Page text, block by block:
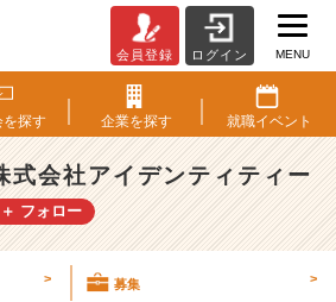
株
ア
会員登録 ログイン MENU
を探す 企業を探す 就職イベント
式会社アイデンティティー
＋ フォロー
> 募集 >